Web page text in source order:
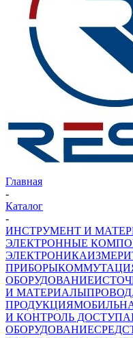
Главная
-
Каталог
-
ИНСТРУМЕНТ И
ЭЛЕКТРОННЫЕ
ЭЛЕКТРОНИКА
ПРИБОРЫ
ОБОРУДОВАНИЕ
И МАТЕРИАЛЫ
ПРОДУКЦИЯ
И КОНТРОЛЬ ДОСТУПА
ОБОРУДОВАНИЕ